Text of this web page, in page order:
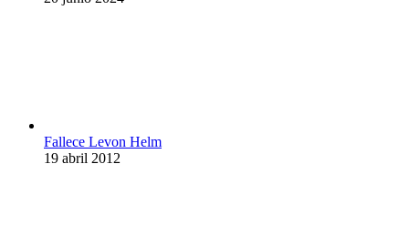
Fallece Levon Helm
19 abril 2012